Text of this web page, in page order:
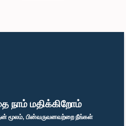
நாம் மதிக்கிறோம்
மூலம், பின்வருவனவற்றை நீங்கள்